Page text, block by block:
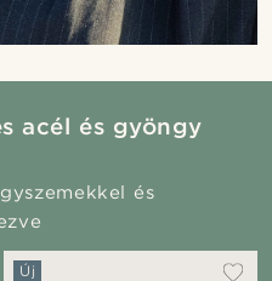
acél és gyöngy
és
Új